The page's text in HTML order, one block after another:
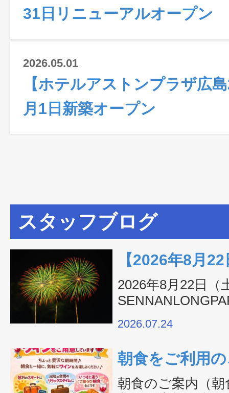
31日リニューアルオープン
2026.05.01
【ホテルアストンプラザ広
月1日新築オープン
スタッフブログ
【2026年8月
in 大阪・泉南
ザ関西空港か
2026年8月22日（
園）で、「SBI舞
催され…
2026.07.24
朝食をご利用
ンイベントの
朝食のご案内（